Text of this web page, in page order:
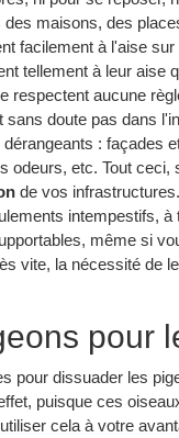
maisons, des
facilement à l'aise
tellement à leur aise
respectent aucune
doute pas dans
: façades
odeurs, etc. Tout
de vos
intempestifs,
même si
vite, la nécessité de
pour
pour dissuader les
puisque ces
cela à votre